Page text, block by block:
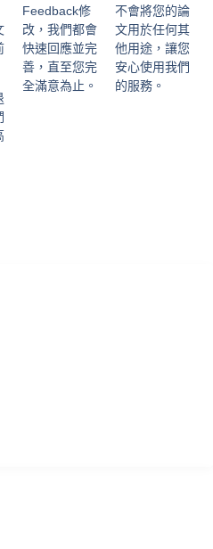
Feedback修
改，我們都會
快速回應並完
善，直至您完
全滿意為止。
不會將您的論
文用於任何其
他用途，讓您
安心使用我們
的服務。